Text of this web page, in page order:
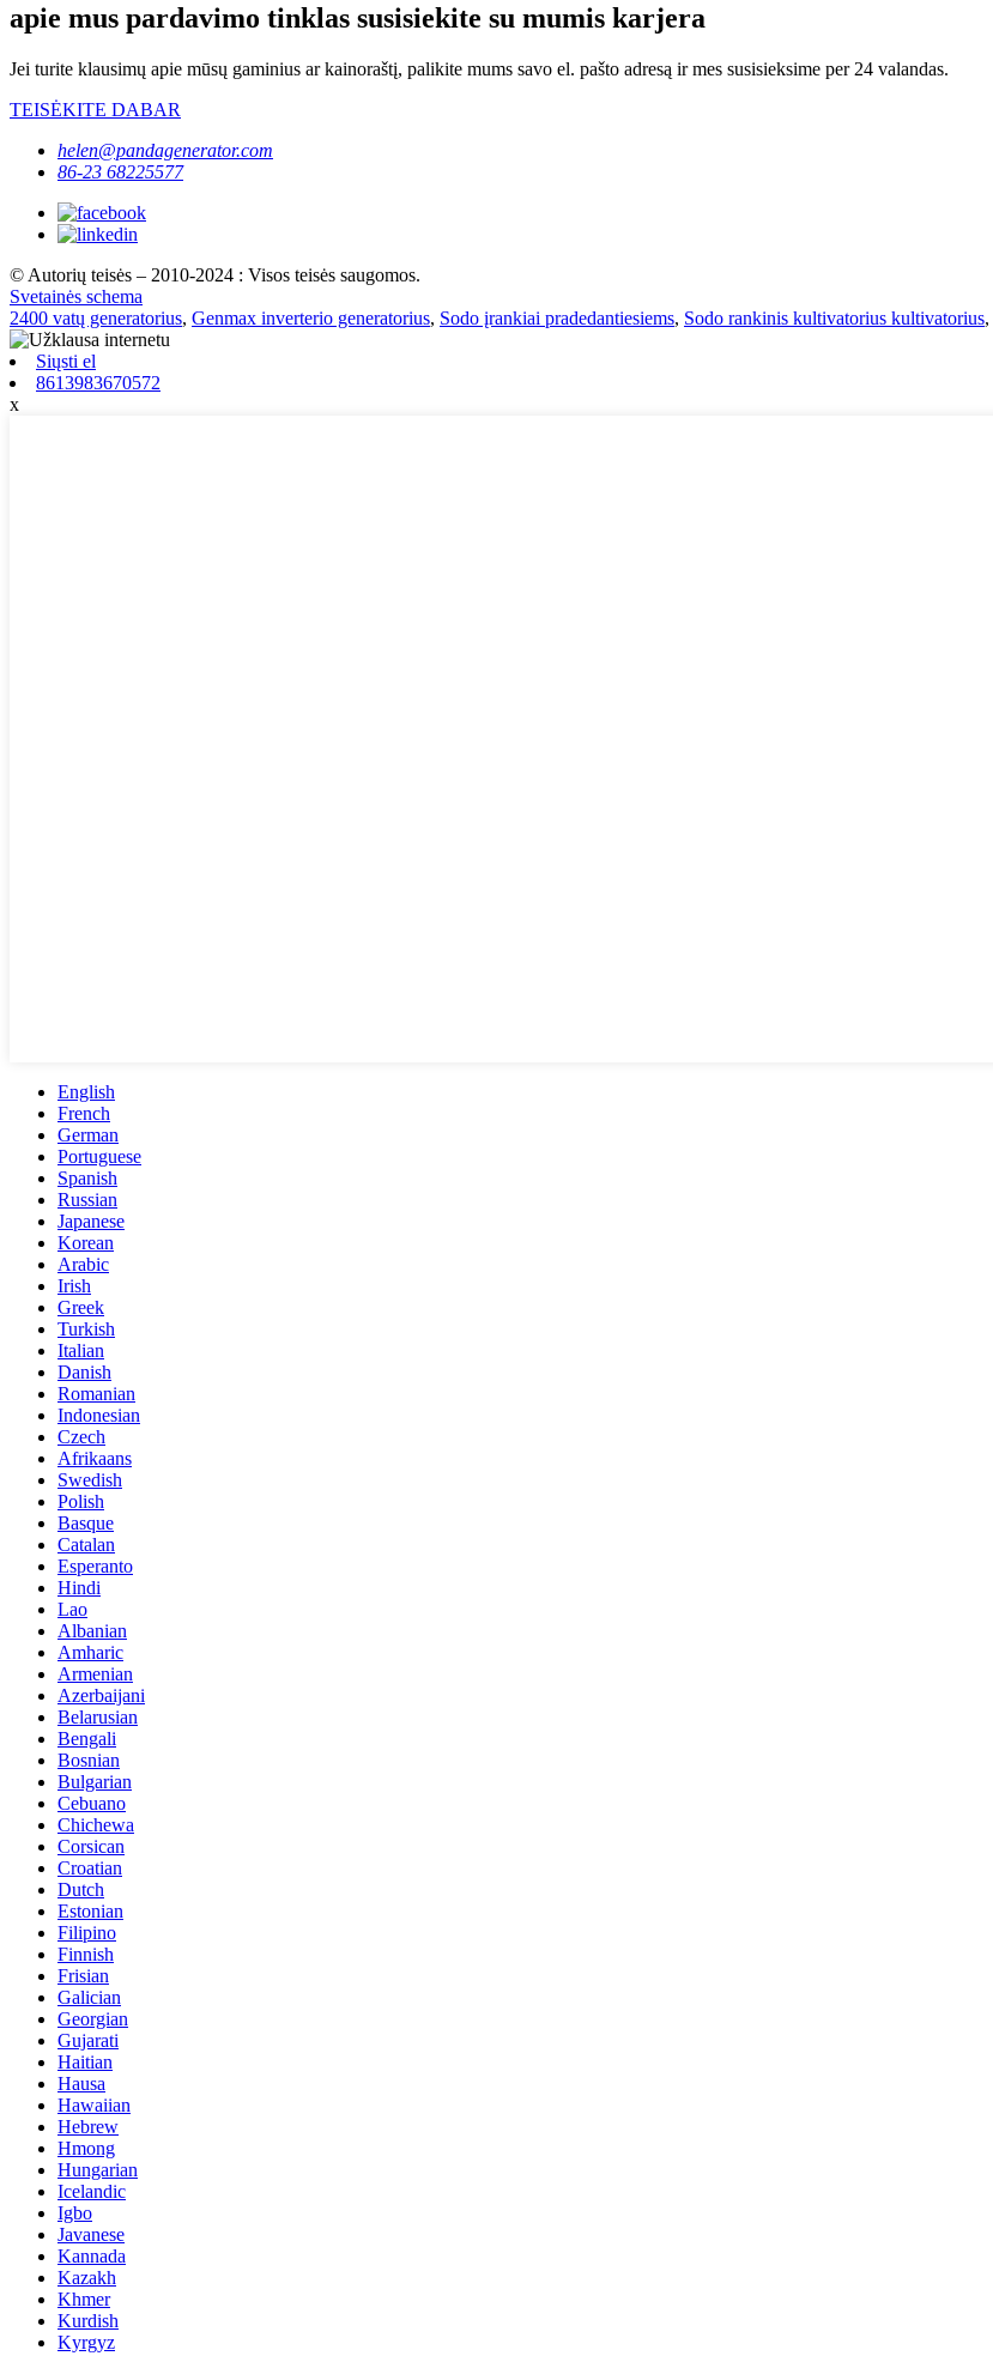
apie mus pardavimo tinklas susisiekite su mumis karjera
Jei turite klausimų apie mūsų gaminius ar kainoraštį, palikite mums savo el. pašto adresą ir mes susisieksime per 24 valandas.
TEISĖKITE DABAR
helen@pandagenerator.com
86-23 68225577
© Autorių teisės – 2010-2024 : Visos teisės saugomos.
Svetainės schema
2400 vatų generatorius, Genmax inverterio generatorius, Sodo įrankiai pradedantiesiems, Sodo rankinis kultivatorius kultivatorius,
Siųsti el
8613983670572
x
English
French
German
Portuguese
Spanish
Russian
Japanese
Korean
Arabic
Irish
Greek
Turkish
Italian
Danish
Romanian
Indonesian
Czech
Afrikaans
Swedish
Polish
Basque
Catalan
Esperanto
Hindi
Lao
Albanian
Amharic
Armenian
Azerbaijani
Belarusian
Bengali
Bosnian
Bulgarian
Cebuano
Chichewa
Corsican
Croatian
Dutch
Estonian
Filipino
Finnish
Frisian
Galician
Georgian
Gujarati
Haitian
Hausa
Hawaiian
Hebrew
Hmong
Hungarian
Icelandic
Igbo
Javanese
Kannada
Kazakh
Khmer
Kurdish
Kyrgyz